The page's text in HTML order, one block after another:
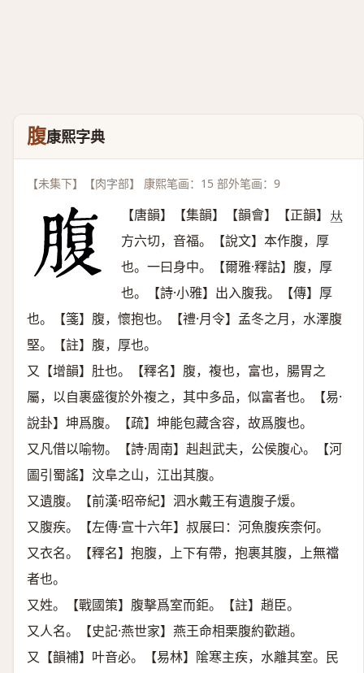
腹康熙字典
【未集下】【肉字部】 康熙笔画：15 部外笔画：9
【唐韻】【集韻】【韻會】【正韻】 𠀤
方六切，音福。【說文】本作腹，厚
也。一曰身中。【爾雅·釋詁】腹，厚
也。【詩·小雅】出入腹我。【傳】厚
也。【箋】腹，懷抱也。【禮·月令】孟冬之月，水澤腹
堅。【註】腹，厚也。
又【增韻】肚也。【釋名】腹，複也，富也，腸胃之
屬，以自裹盛復於外複之，其中多品，似富者也。【易·
說卦】坤爲腹。【疏】坤能包藏含容，故爲腹也。
又凡借以喻物。【詩·周南】赳赳武夫，公侯腹心。【河
圖引蜀謠】汶阜之山，江出其腹。
又遺腹。【前漢·昭帝紀】泗水戴王有遺腹子煖。
又腹疾。【左傳·宣十六年】叔展曰：河魚腹疾柰何。
又衣名。【釋名】抱腹，上下有帶，抱裹其腹，上無襠
者也。
又姓。【戰國策】腹擊爲室而鉅。【註】趙臣。
又人名。【史記·燕世家】燕王命相栗腹約歡趙。
又【韻補】叶音必。【易林】隂寒主疾，水離其室。民